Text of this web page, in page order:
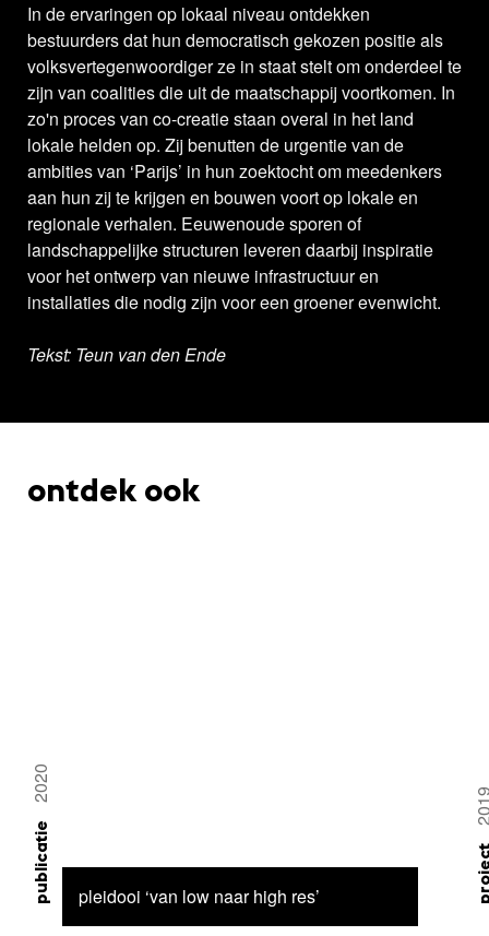
In de ervaringen op lokaal niveau ontdekken
bestuurders dat hun democratisch gekozen positie als
volksvertegenwoordiger ze in staat stelt om onderdeel te
zijn van coalities die uit de maatschappij voortkomen. In
zo'n proces van co-creatie staan overal in het land
lokale helden op. Zij benutten de urgentie van de
ambities van ‘Parijs’ in hun zoektocht om meedenkers
aan hun zij te krijgen en bouwen voort op lokale en
regionale verhalen. Eeuwenoude sporen of
landschappelijke structuren leveren daarbij inspiratie
voor het ontwerp van nieuwe infrastructuur en
installaties die nodig zijn voor een groener evenwicht.
Tekst: Teun van den Ende
ontdek ook
pleidooi ‘van low naar high res’
publicatie
2020